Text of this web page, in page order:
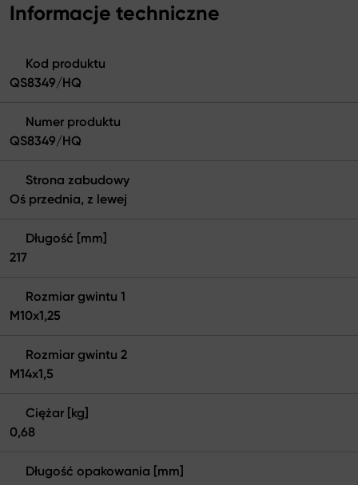
Informacje techniczne
Kod produktu
QS8349/HQ
Numer produktu
QS8349/HQ
Strona zabudowy
Oś przednia, z lewej
Długość [mm]
217
Rozmiar gwintu 1
M10x1,25
Rozmiar gwintu 2
M14x1,5
Ciężar [kg]
0,68
Długość opakowania [mm]